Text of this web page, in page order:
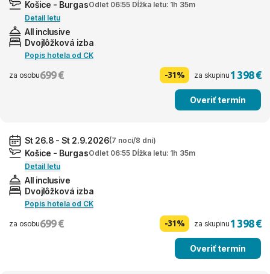
Košice - BurgasOdlet 06:55 Dĺžka letu: 1h 35m
Detail letu
All inclusive
Dvojlôžková izba
Popis hotela od CK
za osobu699 € -31% za skupinu1 398 €
Overiť termín
St 26.8 - St 2.9.2026(7 nocí/8 dní)
Košice - BurgasOdlet 06:55 Dĺžka letu: 1h 35m
Detail letu
All inclusive
Dvojlôžková izba
Popis hotela od CK
za osobu699 € -31% za skupinu1 398 €
Overiť termín